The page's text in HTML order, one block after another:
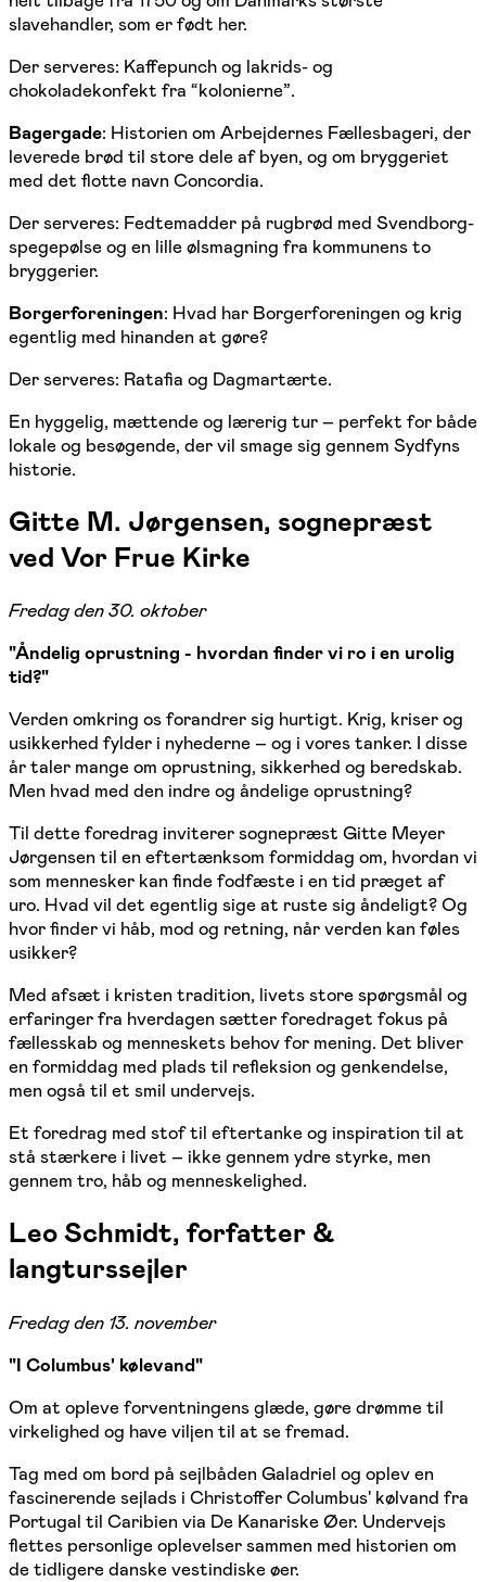
slavehandler, som er født her.
Der serveres: Kaffepunch og lakrids- og
chokoladekonfekt fra “kolonierne”.
Bagergade: Historien om Arbejdernes Fællesbageri, der
leverede brød til store dele af byen, og om bryggeriet
med det flotte navn Concordia.
Der serveres: Fedtemadder på rugbrød med Svendborg-
spegepølse og en lille ølsmagning fra kommunens to
bryggerier.
Borgerforeningen: Hvad har Borgerforeningen og krig
egentlig med hinanden at gøre?
Der serveres: Ratafia og Dagmartærte.
En hyggelig, mættende og lærerig tur – perfekt for både
lokale og besøgende, der vil smage sig gennem Sydfyns
historie.
Gitte M. Jørgensen, sognepræst
ved Vor Frue Kirke
Fredag den 30. oktober
"Åndelig oprustning - hvordan finder vi ro i en urolig
tid?"
Verden omkring os forandrer sig hurtigt. Krig, kriser og
usikkerhed fylder i nyhederne – og i vores tanker. I disse
år taler mange om oprustning, sikkerhed og beredskab.
Men hvad med den indre og åndelige oprustning?
Til dette foredrag inviterer sognepræst Gitte Meyer
Jørgensen til en eftertænksom formiddag om, hvordan vi
som mennesker kan finde fodfæste i en tid præget af
uro. Hvad vil det egentlig sige at ruste sig åndeligt? Og
hvor finder vi håb, mod og retning, når verden kan føles
usikker?
Med afsæt i kristen tradition, livets store spørgsmål og
erfaringer fra hverdagen sætter foredraget fokus på
fællesskab og menneskets behov for mening. Det bliver
en formiddag med plads til refleksion og genkendelse,
men også til et smil undervejs.
Et foredrag med stof til eftertanke og inspiration til at
stå stærkere i livet – ikke gennem ydre styrke, men
gennem tro, håb og menneskelighed.
Leo Schmidt, forfatter &
langturssejler
Fredag den 13. november
"I Columbus' kølevand"
Om at opleve forventningens glæde, gøre drømme til
virkelighed og have viljen til at se fremad.
Tag med om bord på sejlbåden Galadriel og oplev en
fascinerende sejlads i Christoffer Columbus' kølvand fra
Portugal til Caribien via De Kanariske Øer. Undervejs
flettes personlige oplevelser sammen med historien om
de tidligere danske vestindiske øer.